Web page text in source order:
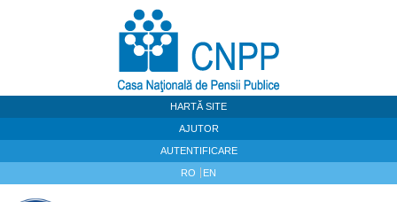
HARTĂ SITE
AJUTOR
AUTENTIFICARE
RO EN